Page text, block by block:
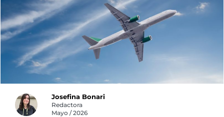
Josefina Bonari
Redactora
Mayo / 2026